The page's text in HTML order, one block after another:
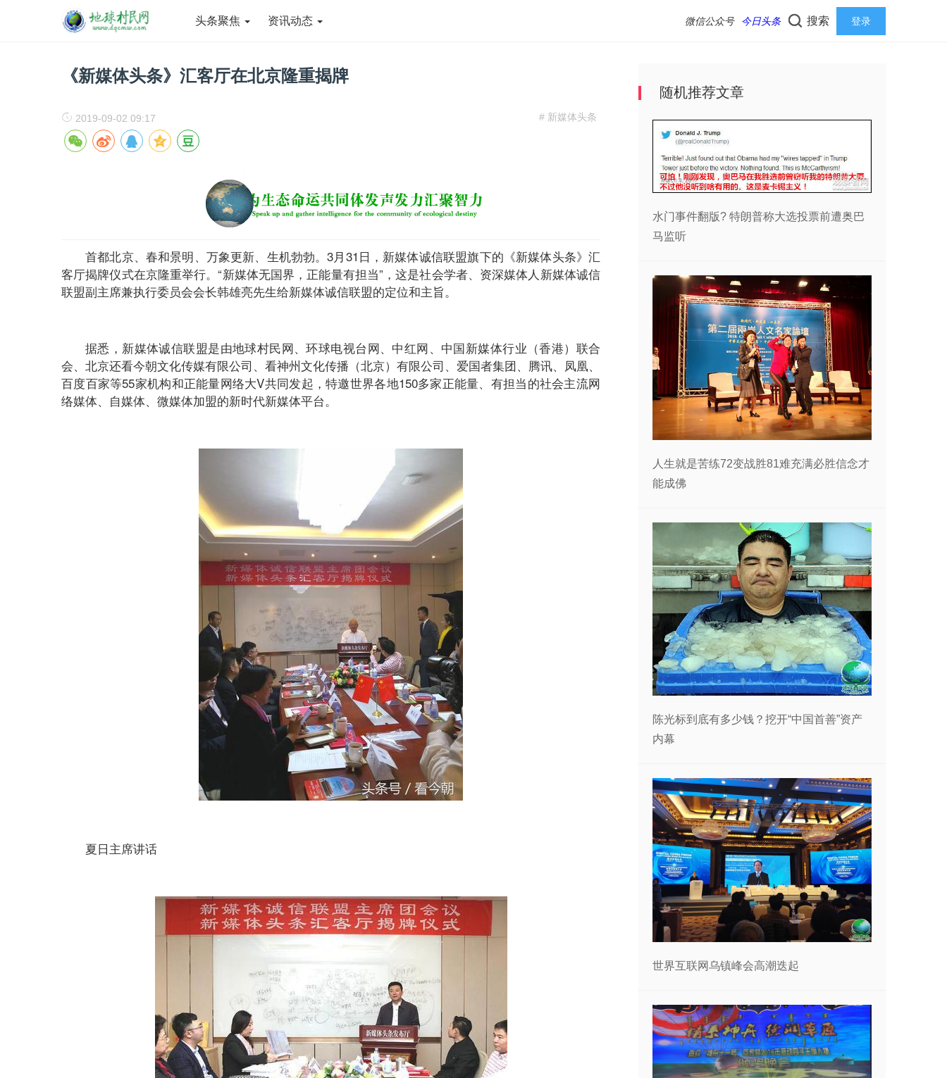
头条聚焦 资讯动态 微信公众号 今日头条 搜索 登录
《新媒体头条》汇客厅在北京隆重揭牌
# 新媒体头条
2019-09-02 09:17
首都北京、春和景明、万象更新、生机勃勃。3月31日，新媒体诚信联盟旗下的《新媒体头条》汇
客厅揭牌仪式在京隆重举行。“新媒体无国界，正能量有担当”，这是社会学者、资深媒体人新媒体诚信
联盟副主席兼执行委员会会长韩雄亮先生给新媒体诚信联盟的定位和主旨。
据悉，新媒体诚信联盟是由地球村民网、环球电视台网、中红网、中国新媒体行业（香港）联合
会、北京还看今朝文化传媒有限公司、看神州文化传播（北京）有限公司、爱国者集团、腾讯、凤凰、
百度百家等55家机构和正能量网络大V共同发起，特邀世界各地150多家正能量、有担当的社会主流网
络媒体、自媒体、微媒体加盟的新时代新媒体平台。
夏日主席讲话
随机推荐文章
水门事件翻版? 特朗普称大选投票前遭奥巴
马监听
人生就是苦练72变战胜81难充满必胜信念才
能成佛
陈光标到底有多少钱？挖开“中国首善”资产
内幕
世界互联网乌镇峰会高潮迭起